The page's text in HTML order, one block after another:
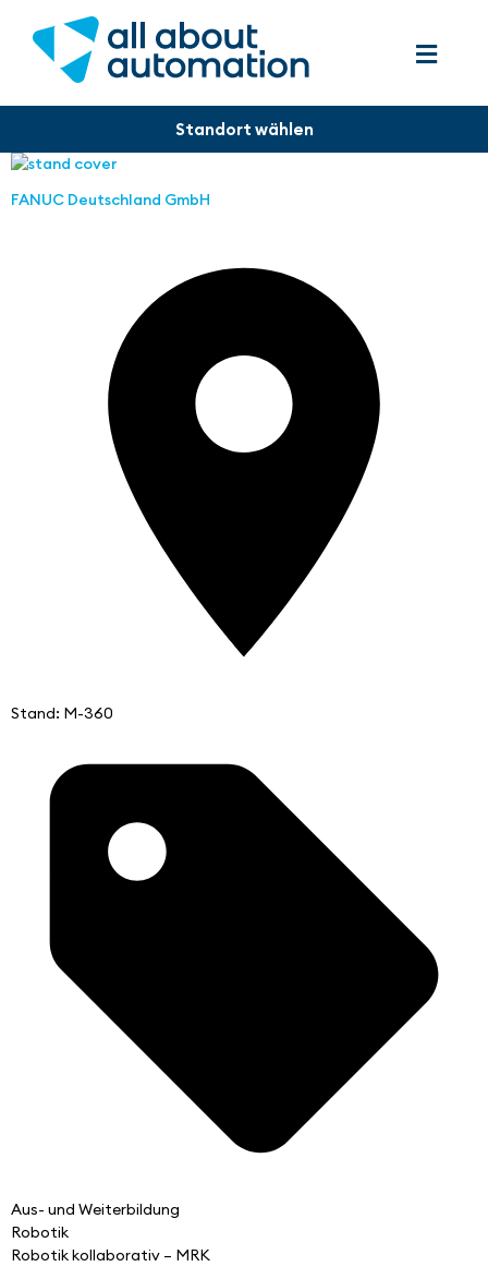
FANUC Deutschland GmbH
Stand: M-360
Aus- und Weiterbildung
Robotik
Robotik kollaborativ – MRK